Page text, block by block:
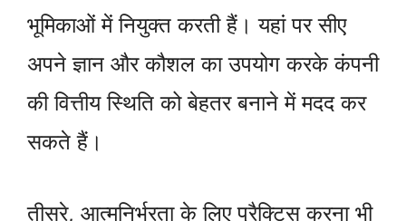
भूमिकाओं में नियुक्त करती हैं। यहां पर सीए
अपने ज्ञान और कौशल का उपयोग करके कंपनी
की वित्तीय स्थिति को बेहतर बनाने में मदद कर
सकते हैं।
तीसरे, आत्मनिर्भरता के लिए प्रैक्टिस करना भी